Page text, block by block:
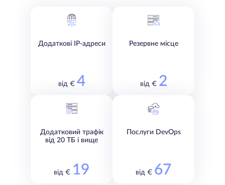
Додаткові IP-адреси
від € 4
Резервне місце
від € 2
Додатковий трафік
від 20 ТБ і вище
від € 19
Послуги DevOps
від € 67